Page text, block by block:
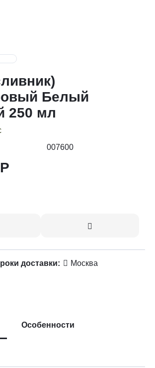
Белый
250 мл
007600
Р
доставки: Москва
Особенности